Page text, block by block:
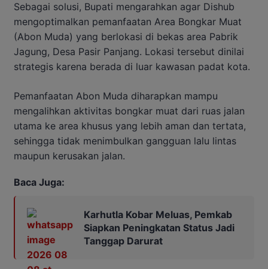
Sebagai solusi, Bupati mengarahkan agar Dishub
mengoptimalkan pemanfaatan Area Bongkar Muat
(Abon Muda) yang berlokasi di bekas area Pabrik
Jagung, Desa Pasir Panjang. Lokasi tersebut dinilai
strategis karena berada di luar kawasan padat kota.
Pemanfaatan Abon Muda diharapkan mampu
mengalihkan aktivitas bongkar muat dari ruas jalan
utama ke area khusus yang lebih aman dan tertata,
sehingga tidak menimbulkan gangguan lalu lintas
maupun kerusakan jalan.
Baca Juga:
Karhutla Kobar Meluas, Pemkab
Siapkan Peningkatan Status Jadi
Tanggap Darurat